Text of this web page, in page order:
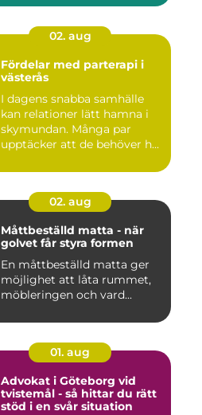
02. aug
Fördelar med parterapi i
västerås
I dagens snabba samhälle
kan relationer lätt hamna i
skymundan. Många par
upptäcker att de behöver h...
02. aug
Måttbeställd matta - när
golvet får styra formen
En måttbeställd matta ger
möjlighet att låta rummet,
möbleringen och vard...
01. aug
Advokat i Göteborg vid
tvistemål - så hittar du rätt
stöd i en svår situation